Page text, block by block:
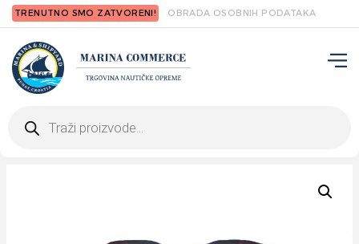
TRENUTNO SMO ZATVORENI! OBRADA OSOBNIH PODATAKA
search